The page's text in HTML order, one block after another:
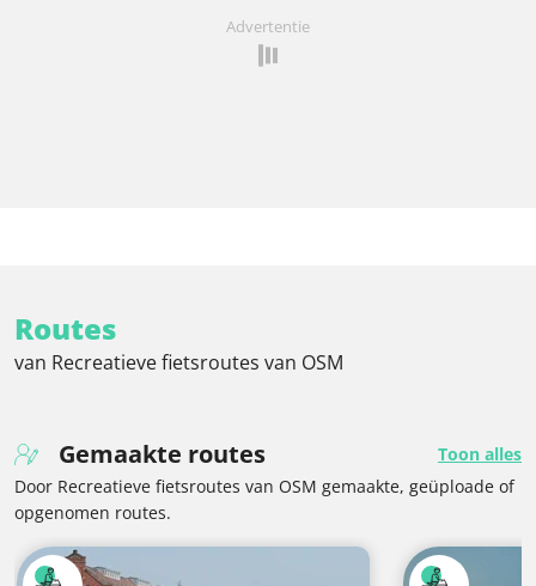
Advertentie
Routes
van Recreatieve fietsroutes van OSM
Gemaakte routes
Toon alles
Door Recreatieve fietsroutes van OSM gemaakte, geüploade of
opgenomen routes.